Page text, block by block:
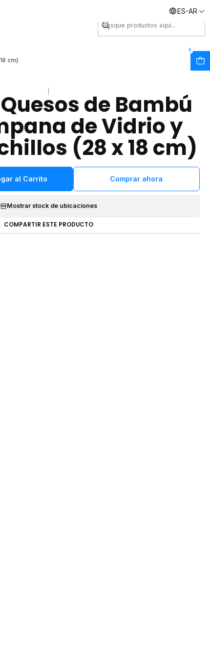
0
ES-AR
cm)
de Bambú
de Vidrio y
(28 x 18 cm)
al Carrito Comprar ahora
Mostrar stock de ubicaciones
COMPARTIR ESTE PRODUCTO